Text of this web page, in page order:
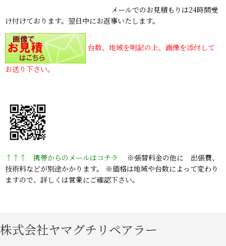
メールでのお見積もりは24時間受
け付けております。翌日中にお返事いたします。
台数、地域を明記の上、画像を添付して
お送り下さい。
↑↑↑ 携帯からのメールはコチラ
※張替料金の他に 出張費、
技術料などが別途かかります。 ※価格は地域や台数によって変わり
ますので、詳しくは営業にご確認下さい。
株式会社ヤマグチリペアラー